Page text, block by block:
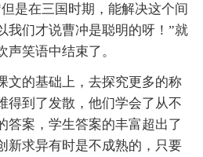
是在三国时期，能解决这个间
我们才说曹冲是聪明的呀！”就
笑语中结束了。
文的基础上，去探究更多的称
得到了发散，他们学会了从不
答案，学生答案的丰富超出了
新求异有时是不成熟的，只要